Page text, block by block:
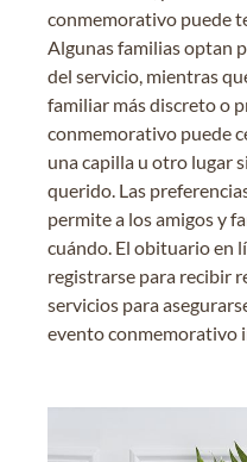
conmemorativo puede
Algunas familias optan
del servicio, mientras
familiar más discreto o
conmemorativo puede
una capilla u otro lugar
querido. Las
permite a los amigos y
cuándo. El obituario en
registrarse para recibir
servicios para
evento conmemorativo